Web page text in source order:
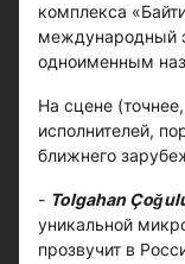
комплекса
международный
одноименным
На сцене
исполнителей,
ближнего
- Tolgahan
уникальной
прозвучит в